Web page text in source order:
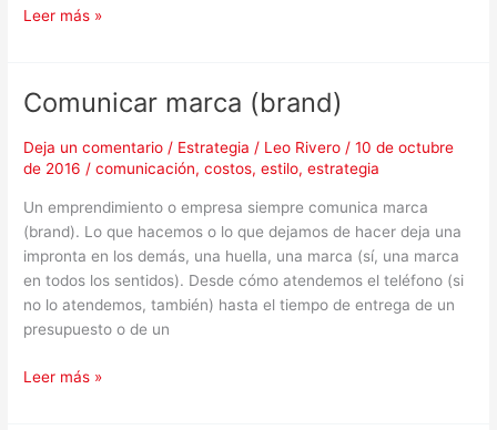
Leer más »
Comunicar marca (brand)
Deja un comentario / Estrategia / Leo Rivero/10 de octubre
de 2016/comunicación,costos,estilo,estrategia
Un emprendimiento o empresa siempre comunica marca
(brand). Lo que hacemos o lo que dejamos de hacer deja una
impronta en los demás, una huella, una marca (sí, una marca
en todos los sentidos). Desde cómo atendemos el teléfono (si
no lo atendemos, también) hasta el tiempo de entrega de un
presupuesto o de un
Comunicar
(brand)
Leer más »